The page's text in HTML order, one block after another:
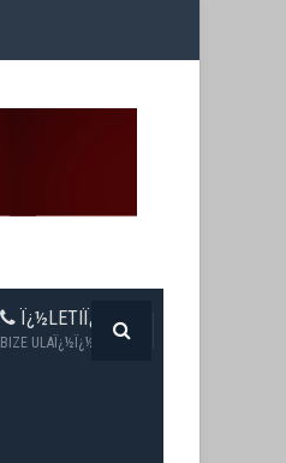
Ï¿½LETIÏ¿½IM
BIZE ULAÏ¿½Ï¿½N